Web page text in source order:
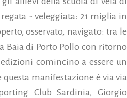
- veleggiata: 21 miglia in
osservato, navigato: tra le
Baia di Porto Pollo con ritorno
comincino a essere un
manifestazione è via via
Club Sardinia, Giorgio